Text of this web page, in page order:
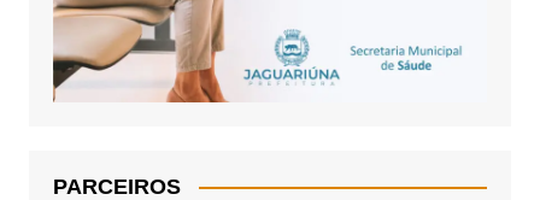
PARCEIROS